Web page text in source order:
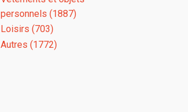
personnels (1887)
Loisirs (703)
Autres (1772)